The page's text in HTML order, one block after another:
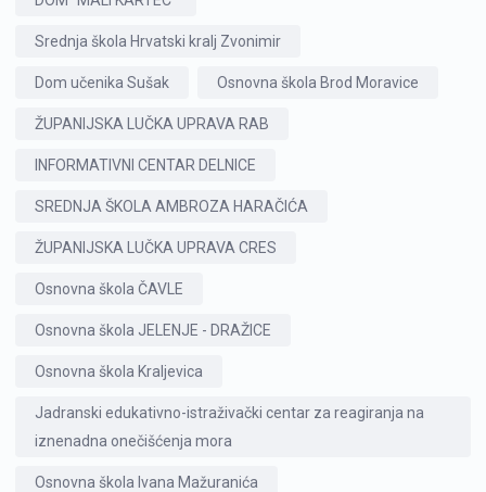
Srednja škola Hrvatski kralj Zvonimir
Dom učenika Sušak Osnovna škola Brod Moravice
ŽUPANIJSKA LUČKA UPRAVA RAB
INFORMATIVNI CENTAR DELNICE
SREDNJA ŠKOLA AMBROZA HARAČIĆA
ŽUPANIJSKA LUČKA UPRAVA CRES
Osnovna škola ČAVLE
Osnovna škola JELENJE - DRAŽICE
Osnovna škola Kraljevica
Jadranski edukativno-istraživački centar za reagiranja na
iznenadna onečišćenja mora
Osnovna škola Ivana Mažuranića